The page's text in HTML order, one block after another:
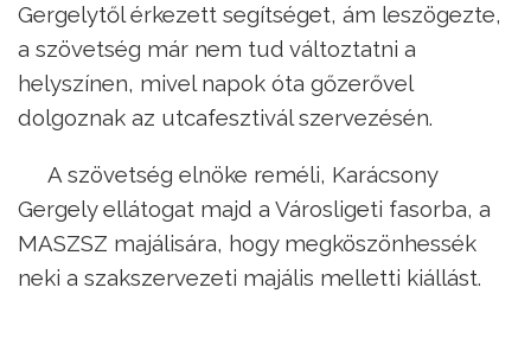
Gergelytől érkezett segítséget, ám leszögezte,
a szövetség már nem tud változtatni a
helyszínen, mivel napok óta gőzerővel
dolgoznak az utcafesztivál szervezésén.
A szövetség elnöke reméli, Karácsony
Gergely ellátogat majd a Városligeti fasorba, a
MASZSZ majálisára, hogy megköszönhessék
neki a szakszervezeti majális melletti kiállást.